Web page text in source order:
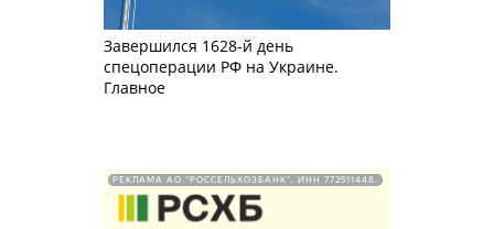
Завершился 1628-й день
спецоперации РФ на Украине.
Главное
РЕКЛАМА АО "РОССЕЛЬХОЗБАНК". ИНН 772511448.